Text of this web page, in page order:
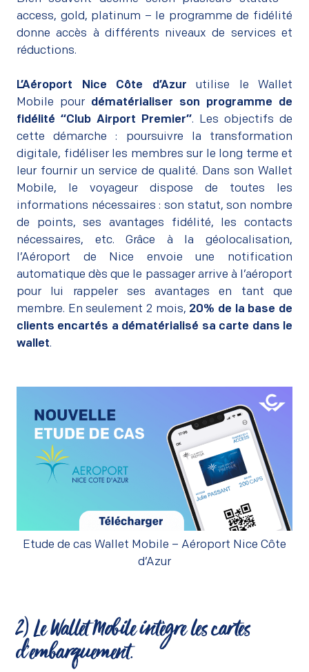
access, gold, platinum – le programme de fidélité
donne accès à différents niveaux de services et
réductions.
L’Aéroport Nice Côte d’Azur utilise le Wallet
Mobile pour dématérialiser son programme de
fidélité “Club Airport Premier”. Les objectifs de
cette démarche : poursuivre la transformation
digitale, fidéliser les membres sur le long terme et
leur fournir un service de qualité. Dans son Wallet
Mobile, le voyageur dispose de toutes les
informations nécessaires : son statut, son nombre
de points, ses avantages fidélité, les contacts
nécessaires, etc. Grâce à la géolocalisation,
l’Aéroport de Nice envoie une notification
automatique dès que le passager arrive à l’aéroport
pour lui rappeler ses avantages en tant que
membre. En seulement 2 mois, 20% de la base de
clients encartés a dématérialisé sa carte dans le
wallet.
Etude de cas Wallet Mobile – Aéroport Nice Côte
d’Azur
2)Le Wallet Mobileintègre les cartes
d’embarquement.